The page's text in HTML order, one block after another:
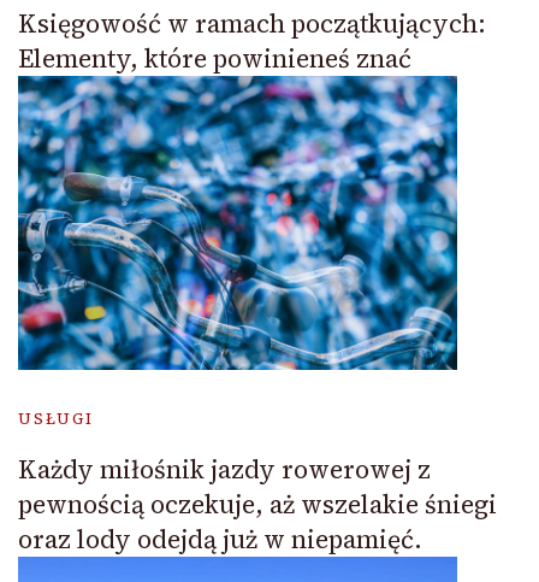
Księgowość w ramach początkujących:
Elementy, które powinieneś znać
USŁUGI
Każdy miłośnik jazdy rowerowej z
pewnością oczekuje, aż wszelakie śniegi
oraz lody odejdą już w niepamięć.